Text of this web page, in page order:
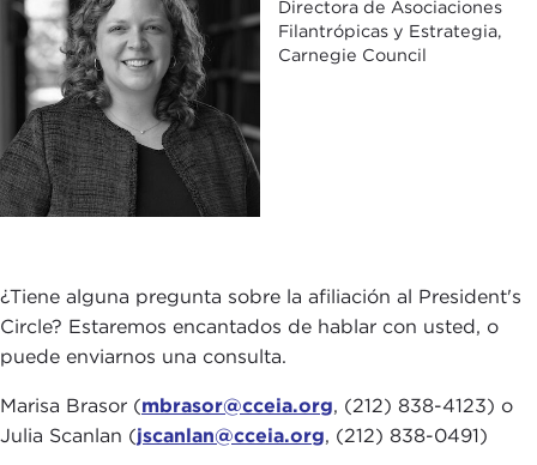
Directora de Asociaciones
Filantrópicas y Estrategia,
Carnegie Council
¿Tiene alguna pregunta sobre la afiliación al President's
Circle? Estaremos encantados de hablar con usted, o
puede enviarnos una consulta.
Marisa Brasor (mbrasor@cceia.org, (212) 838-4123) o
Julia Scanlan (jscanlan@cceia.org, (212) 838-0491)